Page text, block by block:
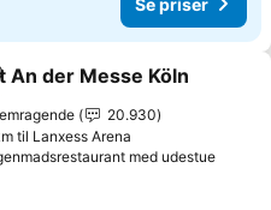
til favoritter
An der Messe Köln
20.930
til Lanxess Arena
med udestueSe